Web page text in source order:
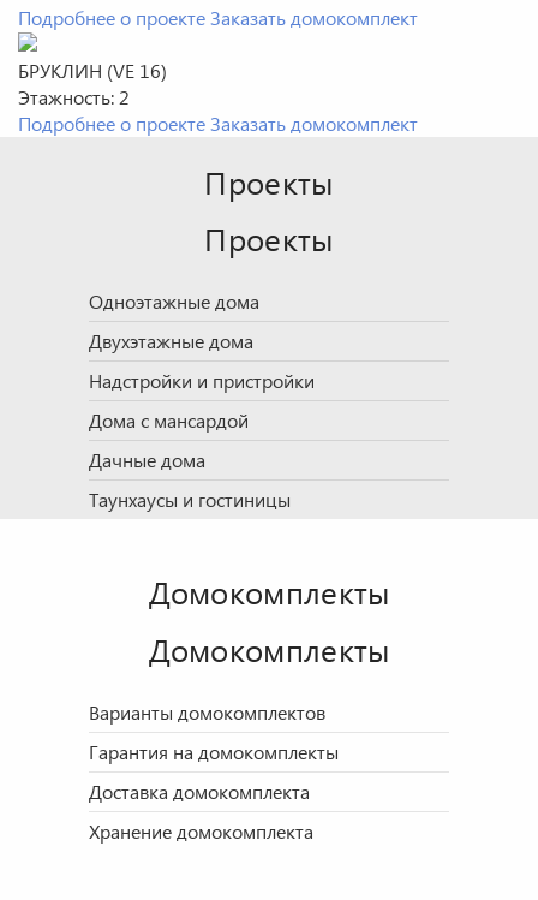
Подробнее о проектеЗаказать домокомплект
БРУКЛИН (VE 16)
Этажность: 2
Подробнее о проектеЗаказать домокомплект
Проекты
Проекты
Одноэтажные дома
Двухэтажные дома
Надстройки и пристройки
Дома с мансардой
Дачные дома
Таунхаусы и гостиницы
Домокомплекты
Домокомплекты
Варианты домокомплектов
Гарантия на домокомплекты
Доставка домокомплекта
Хранение домокомплекта